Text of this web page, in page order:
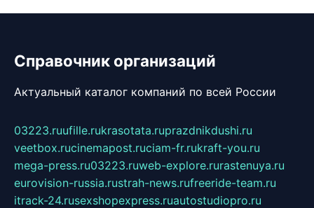
Справочник организаций
Актуальный каталог компаний по всей России
03223.ruufille.rukrasotata.ruprazdnikdushi.ru
veetbox.rucinemapost.ruciam-fr.rukraft-you.ru
mega-press.ru03223.ruweb-explore.rurastenuya.ru
eurovision-russia.rustrah-news.rufreeride-team.ru
itrack-24.rusexshopexpress.ruautostudiopro.ru